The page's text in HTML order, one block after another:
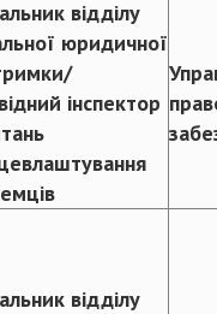
відділу
юридичної
інспектор
відділу